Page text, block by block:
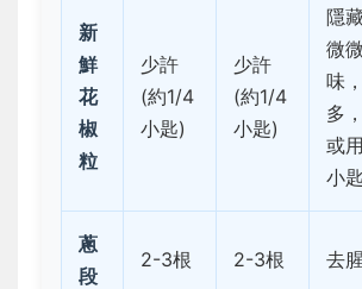
新
鮮
花
椒
粒
少許
(約1/4
小匙)
少許
(約1/4
小匙)
隱
微
味
多
或
小
蔥
段
2-3根 2-3根 去